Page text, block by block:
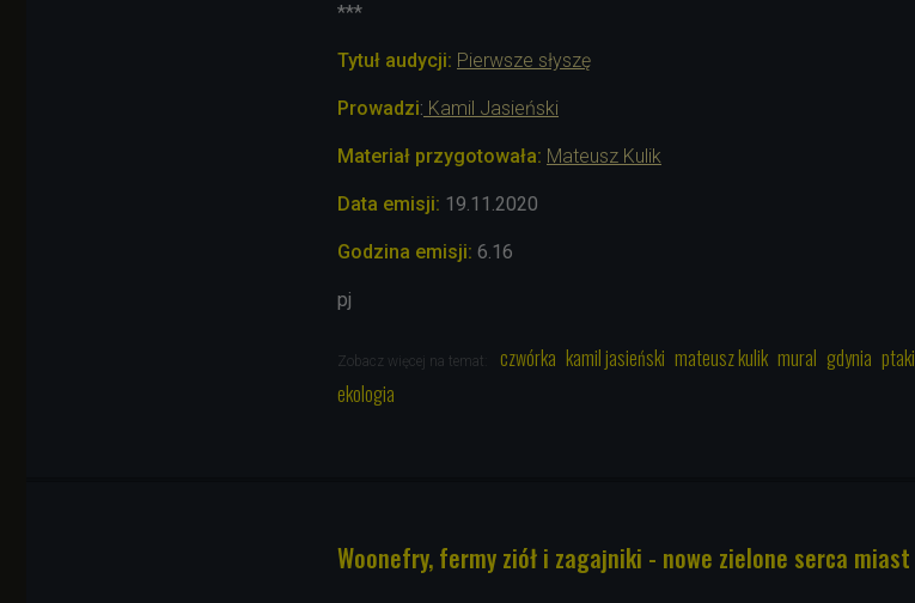
***
Tytuł audycji: Pierwsze słyszę
Prowadzi: Kamil Jasieński
Materiał przygotowała: Mateusz Kulik
Data emisji: 19.11.2020
Godzina emisji: 6.16
pj
Zobacz więcej na temat: czwórka kamil jasieński mateusz kulik mural gdynia ptaki
ekologia
Woonefry, fermy ziół i zagajniki - nowe zielone serca miast